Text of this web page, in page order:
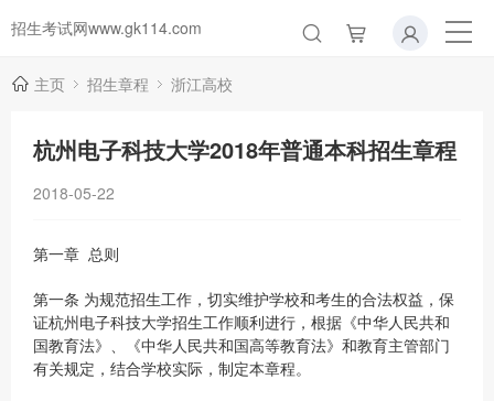
招生考试网www.gk114.com
主页 招生章程 浙江高校
杭州电子科技大学2018年普通本科招生章程
2018-05-22
第一章 总则
第一条 为规范招生工作，切实维护学校和考生的合法权益，保
证杭州电子科技大学招生工作顺利进行，根据《中华人民共和
国教育法》、《中华人民共和国高等教育法》和教育主管部门
有关规定，结合学校实际，制定本章程。